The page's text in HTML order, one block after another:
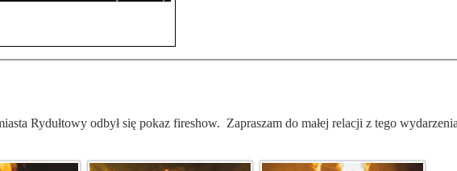
Rydułtowy odbył się pokaz fireshow. Zapraszam do małej relacji z tego